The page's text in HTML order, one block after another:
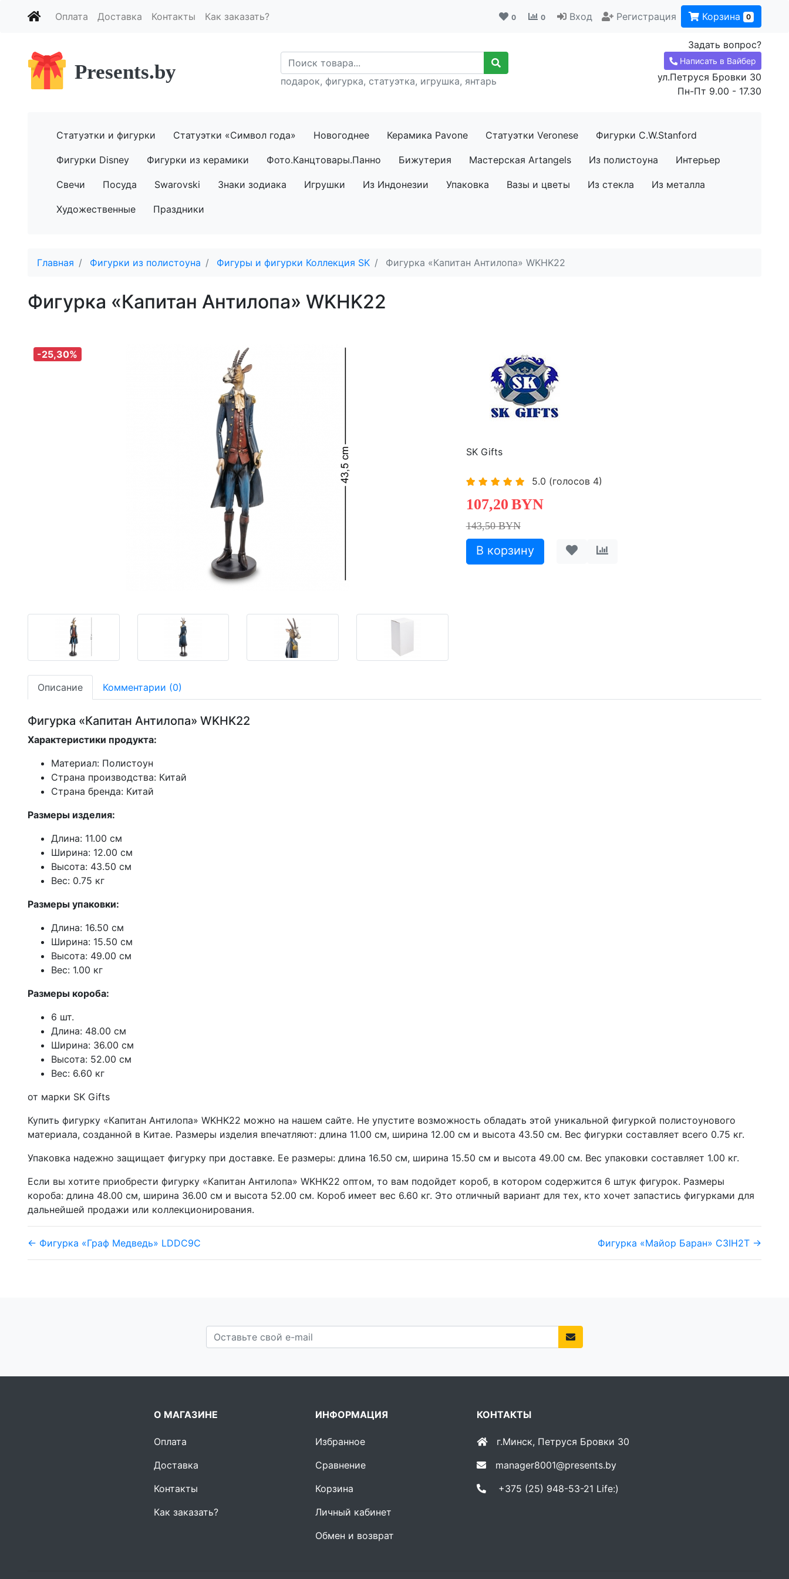
Оплата Доставка Контакты Как заказать? 0 0 Вход Регистрация Корзина 0
Presents.by подарок, фигурка, статуэтка, игрушка, янтарь
Задать вопрос?
Написать в Вайбер
ул.Петруся Бровки 30
Пн-Пт 9.00 - 17.30
Статуэтки и фигурки Статуэтки «Символ года» Новогоднее Керамика Pavone Статуэтки Veronese Фигурки C.W.Stanford
Фигурки Disney Фигурки из керамики Фото.Канцтовары.Панно Бижутерия Мастерская Artangels Из полистоуна Интерьер
Свечи Посуда Swarovski Знаки зодиака Игрушки Из Индонезии Упаковка Вазы и цветы Из стекла Из металла
Художественные Праздники
Главная Фигурки из полистоуна Фигуры и фигурки Коллекция SK Фигурка «Капитан Антилопа» WKHK22
Фигурка «Капитан Антилопа» WKHK22
-25,30%
-25,30%
-25,30%
-25,30%
SK Gifts
5.0 (голосов 4)
107,20 BYN
143,50 BYN
Описание Комментарии (0)
Фигурка «Капитан Антилопа» WKHK22
Характеристики продукта:
Материал: Полистоун
Страна производства: Китай
Страна бренда: Китай
Размеры изделия:
Длина: 11.00 см
Ширина: 12.00 см
Высота: 43.50 см
Вес: 0.75 кг
Размеры упаковки:
Длина: 16.50 см
Ширина: 15.50 см
Высота: 49.00 см
Вес: 1.00 кг
Размеры короба:
6 шт.
Длина: 48.00 см
Ширина: 36.00 см
Высота: 52.00 см
Вес: 6.60 кг
от марки SK Gifts
Купить фигурку «Капитан Антилопа» WKHK22 можно на нашем сайте. Не упустите возможность обладать этой уникальной фигуркой полистоунового
материала, созданной в Китае. Размеры изделия впечатляют: длина 11.00 см, ширина 12.00 см и высота 43.50 см. Вес фигурки составляет всего 0.75 кг.
Упаковка надежно защищает фигурку при доставке. Ее размеры: длина 16.50 см, ширина 15.50 см и высота 49.00 см. Вес упаковки составляет 1.00 кг.
Если вы хотите приобрести фигурку «Капитан Антилопа» WKHK22 оптом, то вам подойдет короб, в котором содержится 6 штук фигурок. Размеры
короба: длина 48.00 см, ширина 36.00 см и высота 52.00 см. Короб имеет вес 6.60 кг. Это отличный вариант для тех, кто хочет запастись фигурками для
дальнейшей продажи или коллекционирования.
← Фигурка «Граф Медведь» LDDC9C Фигурка «Майор Баран» C3IH2T →
О МАГАЗИНЕ
Оплата
Доставка
Контакты
Как заказать?
ИНФОРМАЦИЯ
Избранное
Сравнение
Корзина
Личный кабинет
Обмен и возврат
КОНТАКТЫ
г.Минск, Петруся Бровки 30
manager8001@presents.by
+375 (25) 948-53-21 Life:)